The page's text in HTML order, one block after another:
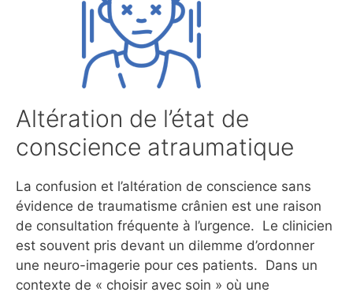
Altération de l’état de
conscience atraumatique
La confusion et l’altération de conscience sans
évidence de traumatisme crânien est une raison
de consultation fréquente à l’urgence. Le clinicien
est souvent pris devant un dilemme d’ordonner
une neuro-imagerie pour ces patients. Dans un
contexte de « choisir avec soin » où une